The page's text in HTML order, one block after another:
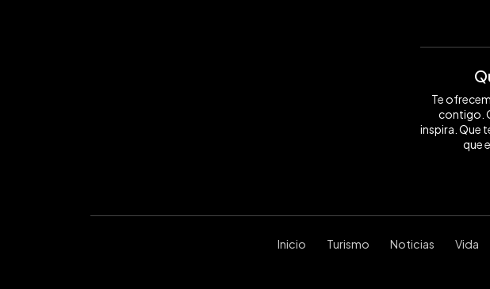
Te
contigo.
inspira. Que
que
Inicio Turismo Noticias Vida